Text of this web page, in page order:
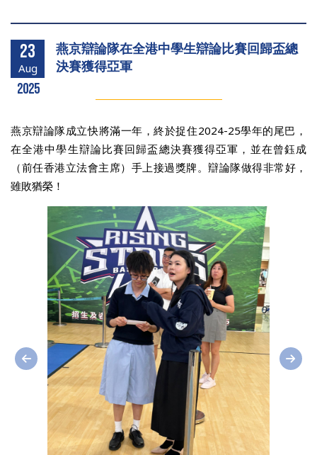
23
Aug
2025
燕京辯論隊在全港中學生辯論比賽回歸盃總
決賽獲得亞軍
燕京辯論隊成立快將滿一年，終於捉住2024-25學年的尾巴，
在全港中學生辯論比賽回歸盃總決賽獲得亞軍，並在曾鈺成
（前任香港立法會主席）手上接過獎牌。辯論隊做得非常好，
雖敗猶榮！